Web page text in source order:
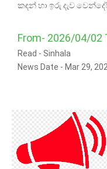
කඳන් හා ඉරු දැව
From- 2026/04/02
Read - Sinhala
News Date - Mar 29,